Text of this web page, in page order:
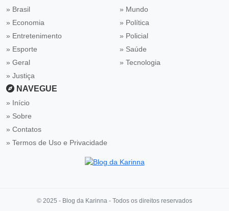
» Brasil
» Economia
» Entretenimento
» Esporte
» Geral
» Justiça
» Mundo
» Política
» Policial
» Saúde
» Tecnologia
NAVEGUE
Início
Sobre
Contatos
Termos de Uso e Privacidade
© 2025 - Blog da Karinna - Todos os direitos reservados